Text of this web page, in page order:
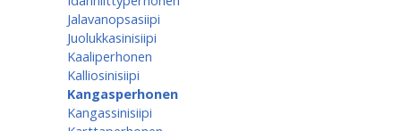
Jalavanopsasiipi
Juolukkasinisiipi
Kaaliperhonen
Kalliosinisiipi
Kangasperhonen
Kangassinisiipi